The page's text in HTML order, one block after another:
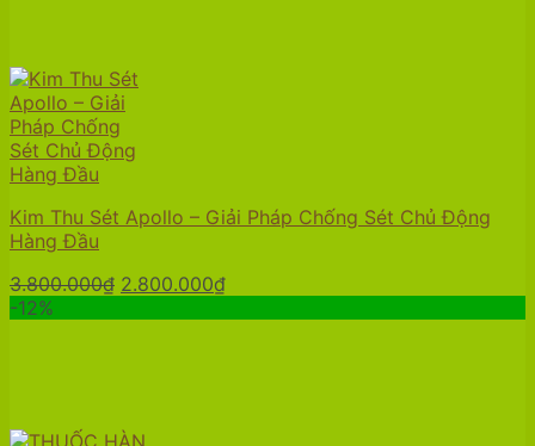
Kim Thu Sét Apollo – Giải Pháp Chống Sét Chủ Động
Hàng Đầu
3.800.000₫ Giá
2.800.000₫Giá
-12%